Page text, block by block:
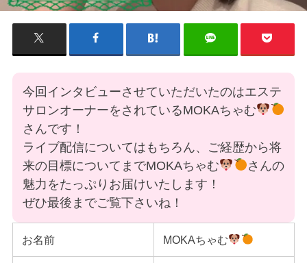
今回インタビューさせていただいたのはエステ
サロンオーナーをされているMOKAちゃむ
さんです！
ライブ配信についてはもちろん、ご経歴から将
来の目標についてまでMOKAちゃむ
さんの
魅力をたっぷりお届けいたします！
ぜひ最後までご覧下さいね！
お名前 MOKAちゃむ